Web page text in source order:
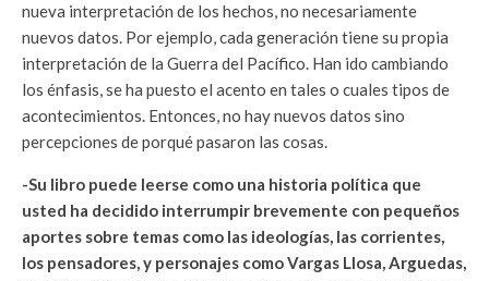
nueva interpretación de los hechos, no necesariamente
nuevos datos. Por ejemplo, cada generación tiene su propia
interpretación de la Guerra del Pacífico. Han ido cambiando
los énfasis, se ha puesto el acento en tales o cuales tipos de
acontecimientos. Entonces, no hay nuevos datos sino
percepciones de porqué pasaron las cosas.
-Su libro puede leerse como una historia política que
usted ha decidido interrumpir brevemente con pequeños
aportes sobre temas como las ideologías, las corrientes,
los pensadores, y personajes como Vargas Llosa, Arguedas,